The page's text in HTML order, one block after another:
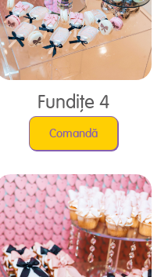
Fundițe 4
Comandă